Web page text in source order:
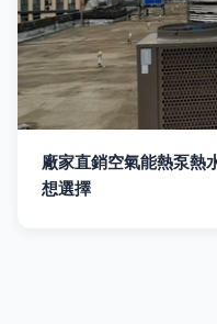
廠家直銷空氣能熱泵熱
想選擇